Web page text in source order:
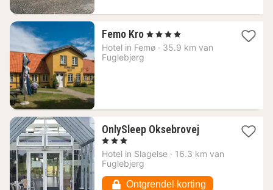
Femo Kro 1
nacht
, 4 Sterren
Hotel in Femø · 35.9 km van
Fuglebjerg
OnlySleep Oksebrovej1
nacht
vanaf
, 3 Sterren
Hotel in Slagelse · 16.3 km van
Fuglebjerg
Ontgrendel korting